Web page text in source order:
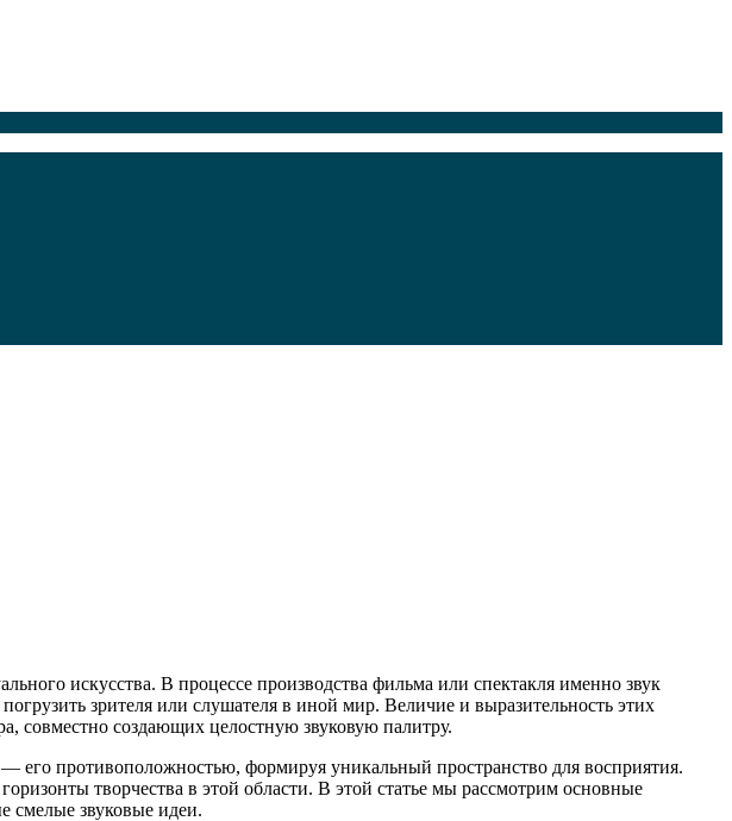
искусства. В процессе производства фильма или спектакля именно звук
зрителя или слушателя в иной мир. Величие и выразительность этих
совместно создающих целостную звуковую палитру.
его противоположностью, формируя уникальный пространство для восприятия.
творчества в этой области. В этой статье мы рассмотрим основные
смелые звуковые идеи.